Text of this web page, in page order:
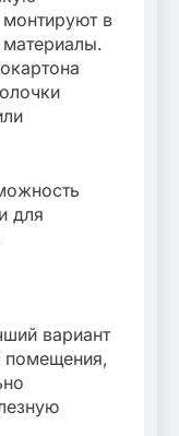
в
для
вариант
помещения,